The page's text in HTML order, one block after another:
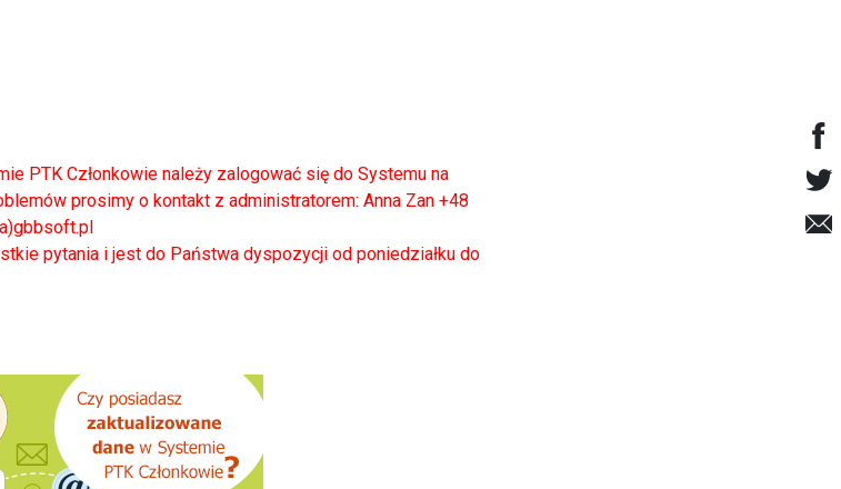
PTK Członkowie należy zalogować się do Systemu na
prosimy o kontakt z administratorem: Anna Zan +48
pytania i jest do Państwa dyspozycji od poniedziałku do